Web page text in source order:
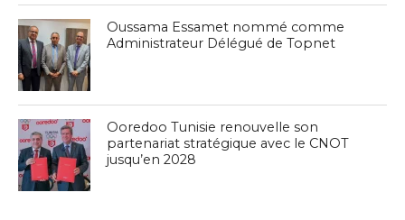
Oussama Essamet nommé comme
Administrateur Délégué de Topnet
Ooredoo Tunisie renouvelle son
partenariat stratégique avec le CNOT
jusqu’en 2028